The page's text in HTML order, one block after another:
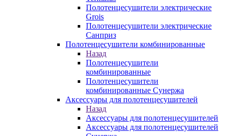
Полотенцесушители электрические
Grois
Полотенцесушители электрические
Санприз
Полотенцесушители комбинированные
Назад
Полотенцесушители
комбинированные
Полотенцесушители
комбинированные Сунержа
Аксессуары для полотенцесушителей
Назад
Аксессуары для полотенцесушителей
Аксессуары для полотенцесушителей